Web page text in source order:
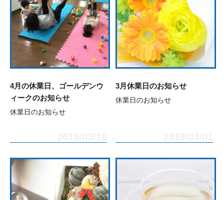
4月の休業日、ゴールデンウ
ィークのお知らせ
休業日のお知らせ
3月休業日のお知らせ
休業日のお知らせ